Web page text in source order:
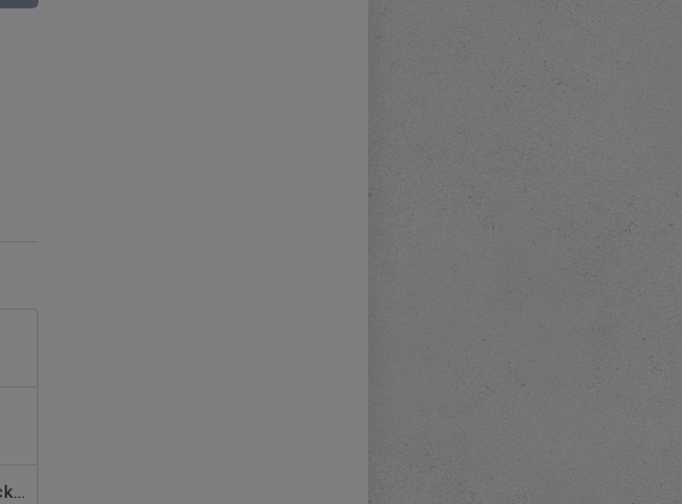
För anmälda deltagare Fotbollsskolan - information, medskick, tips mm